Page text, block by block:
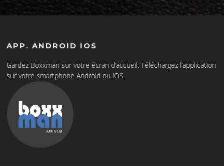
APP. ANDROID IOS
Gardez Boxxman sur votre écran d’accueil. Téléchargez l’application
sur votre smartphone Android ou iOS.